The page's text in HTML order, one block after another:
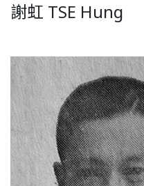
謝虹 TSE Hung